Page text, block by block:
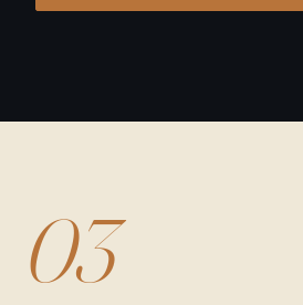
03